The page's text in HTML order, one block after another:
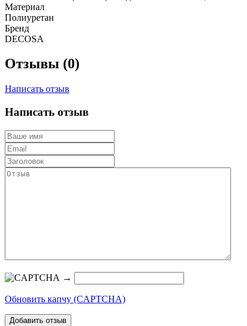
Материал
Полиуретан
Бренд
DECOSA
Отзывы (0)
Написать отзыв
Написать отзыв
→
Обновить капчу (CAPTCHA)